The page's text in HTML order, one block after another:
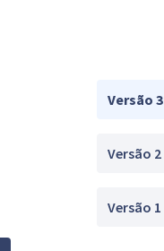
Versão 3
Versão 2
Versão 1